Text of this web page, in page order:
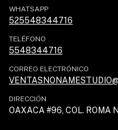
WHATSAPP
525548344716
TELÉFONO
5548344716
CORREO ELECTRÓNICO
DIRECCIÓN
OAXACA #96, COL. ROMA